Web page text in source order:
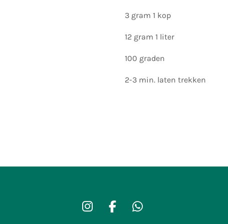
3 gram 1 kop
12 gram 1 liter
100 graden
2-3 min. laten trekken
I
F
W